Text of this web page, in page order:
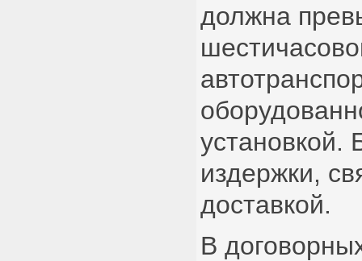
должна
установкой.
издержки,
доставкой.
В